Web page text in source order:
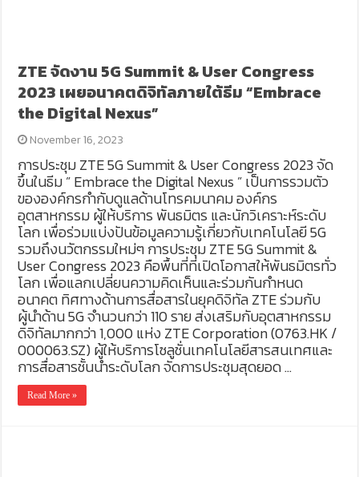
ZTE จัดงาน 5G Summit & User Congress
2023 เผยอนาคตดิจิทัลภายใต้ธีม “Embrace
the Digital Nexus”
November 16, 2023
การประชุม ZTE 5G Summit & User Congress 2023 จัด
ขึ้นในธีม ” Embrace the Digital Nexus ” เป็นการรวมตัว
ขององค์กรกำกับดูแลด้านโทรคมนาคม องค์กร
อุตสาหกรรม ผู้ให้บริการ พันธมิตร และนักวิเคราะห์ระดับ
โลก เพื่อร่วมแบ่งปันข้อมูลความรู้เกี่ยวกับเทคโนโลยี 5G
รวมถึงนวัตกรรมใหม่ๆ การประชุม ZTE 5G Summit &
User Congress 2023 คือพื้นที่ที่เปิดโอกาสให้พันธมิตรทั่ว
โลก เพื่อแลกเปลี่ยนความคิดเห็นและร่วมกันกำหนด
อนาคต ทิศทางด้านการสื่อสารในยุคดิจิทัล ZTE ร่วมกับ
ผู้นำด้าน 5G จำนวนกว่า 110 ราย ส่งเสริมกับอุตสาหกรรม
ดิจิทัลมากกว่า 1,000 แห่ง ZTE Corporation (0763.HK /
000063.SZ) ผู้ให้บริการโซลูชั่นเทคโนโลยีสารสนเทศและ
การสื่อสารชั้นนำระดับโลก จัดการประชุมสุดยอด …
Read More »